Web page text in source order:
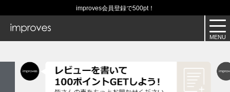
improves会員登録で500pt！